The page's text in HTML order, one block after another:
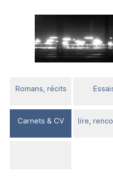
Romans, récits
Carnets & CV lire,